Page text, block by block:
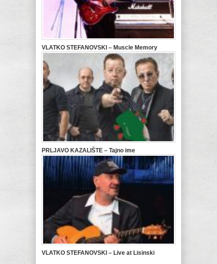
VLATKO STEFANOVSKI – Muscle Memory
PRLJAVO KAZALIŠTE – Tajno ime
VLATKO STEFANOVSKI – Live at Lisinski